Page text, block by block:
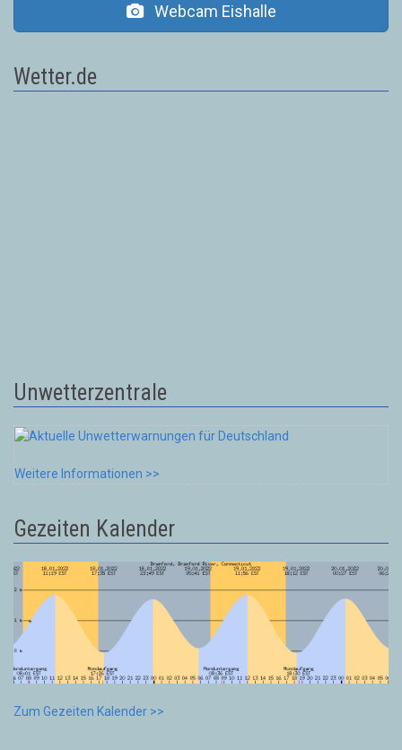
Webcam Eishalle
Wetter.de
Unwetterzentrale
Weitere Informationen >>
Gezeiten Kalender
Zum Gezeiten Kalender >>